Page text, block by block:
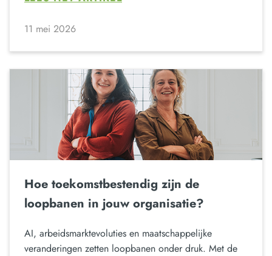
11 mei 2026
Hoe toekomstbestendig zijn de
loopbanen in jouw organisatie?
AI, arbeidsmarktevoluties en maatschappelijke
veranderingen zetten loopbanen onder druk. Met de